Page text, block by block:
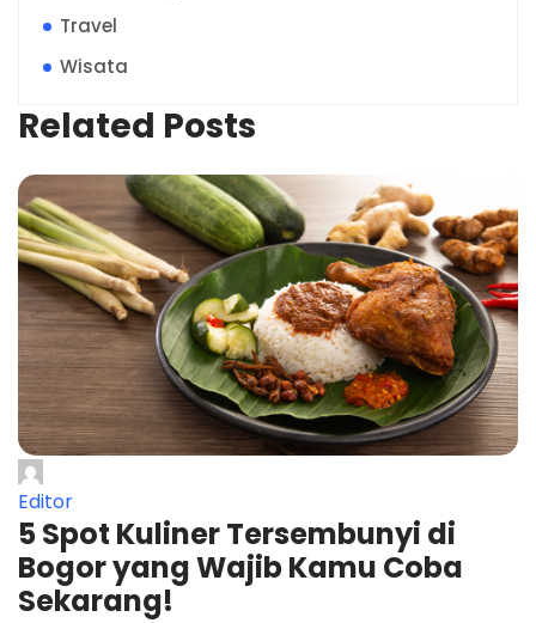
Travel
Wisata
Related Posts
Editor
5 Spot Kuliner Tersembunyi di
Bogor yang Wajib Kamu Coba
Sekarang!